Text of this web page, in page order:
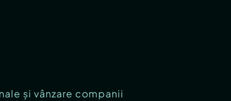
și vânzare companii